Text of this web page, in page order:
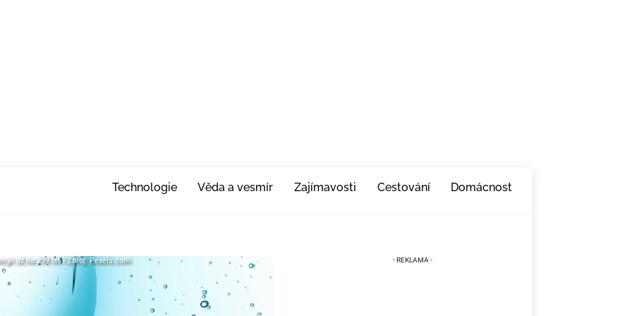
Technologie Věda a vesmír Zajímavosti Cestování Domácnost
až na 299 let | Zdroj: Pexels.com